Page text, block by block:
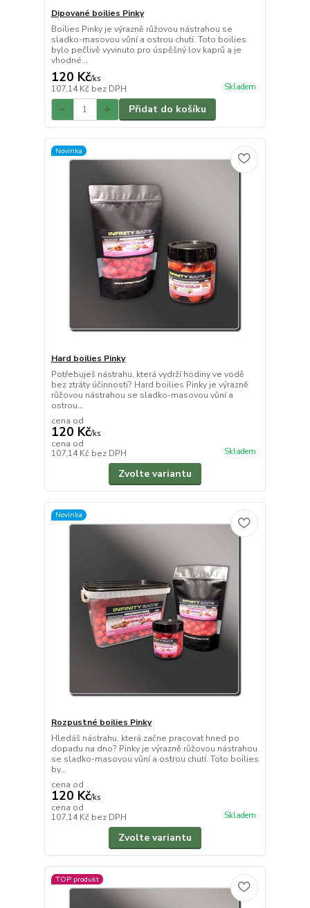
Dipované boilies Pinky
Boilies Pinky je výrazně růžovou nástrahou se
sladko-masovou vůní a ostrou chutí. Toto boilies
bylo pečlivě vyvinuto pro úspěšný lov kaprů a je
vhodné...
120 Kč/ks
107,14 Kč bez DPH Skladem
Přidat do košíku
Novinka
Hard boilies Pinky
Potřebuješ nástrahu, která vydrží hodiny ve vodě
bez ztráty účinnosti? Hard boilies Pinky je výrazně
růžovou nástrahou se sladko-masovou vůní a
ostrou...
cena od
120 Kč/ks
cena od
107,14 Kč bez DPH Skladem
Zvolte variantu
Novinka
Rozpustné boilies Pinky
Hledáš nástrahu, která začne pracovat hned po
dopadu na dno? Pinky je výrazně růžovou nástrahou
se sladko-masovou vůní a ostrou chutí. Toto boilies
by...
cena od
120 Kč/ks
cena od
107,14 Kč bez DPH Skladem
Zvolte variantu
TOP produkt